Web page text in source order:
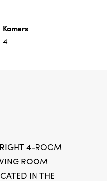
Kamers
4
4-ROOM
ROOM
IN THE